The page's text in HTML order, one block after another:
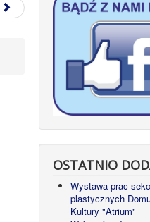
OSTATNIO
Wystawa prac
plastycznych
Kultury "Atrium"